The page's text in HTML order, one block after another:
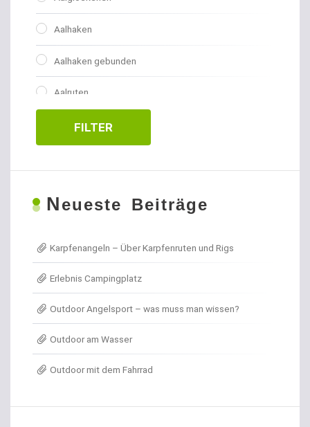
Aalhaken
Aalhaken gebunden
Aalruten
Abhakmatten
Angel- / Jagd- & Outdoormesser
Angelkoffer
Angelrollen für das Forellenangeln
Angelschnur Dorsch
FILTER
Neueste Beiträge
Karpfenangeln – Über Karpfenruten und Rigs
Erlebnis Campingplatz
Outdoor Angelsport – was muss man wissen?
Outdoor am Wasser
Outdoor mit dem Fahrrad